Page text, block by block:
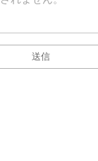
送信